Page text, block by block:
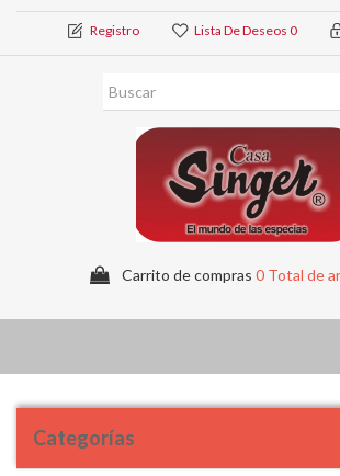
Registro Lista De Deseos 0
Carrito de compras 0 Total de
Categorías